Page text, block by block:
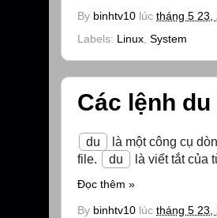
By binhtv10 lúc tháng 5 23,
Labels: Linux, System
Các lệnh
du
là một công cụ
file.
du là viết tắt của
Đọc thêm »
By binhtv10 lúc tháng 5 23,